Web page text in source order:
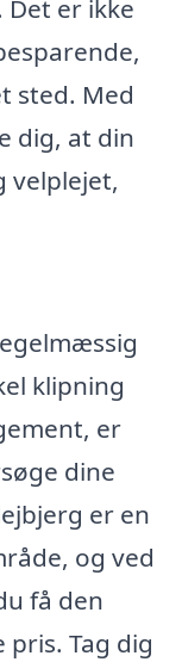
er ikke
sted. Med
dig, at din
velplejet,
klipning
er
dine
er en
og ved
få den
Tag dig